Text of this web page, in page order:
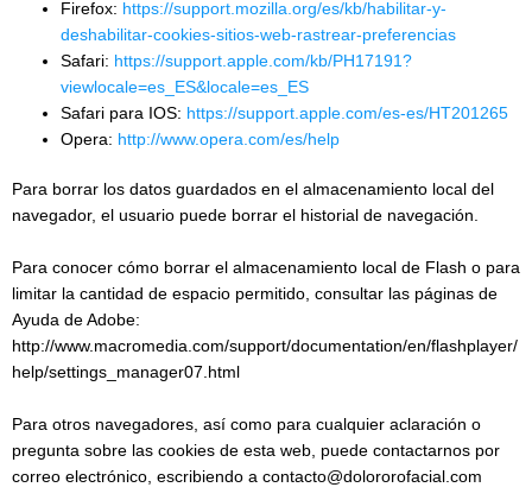
Firefox: https://support.mozilla.org/es/kb/habilitar-y-
deshabilitar-cookies-sitios-web-rastrear-preferencias
Safari: https://support.apple.com/kb/PH17191?
viewlocale=es_ES&locale=es_ES
Safari para IOS: https://support.apple.com/es-es/HT201265
Opera: http://www.opera.com/es/help
Para borrar los datos guardados en el almacenamiento local del
navegador, el usuario puede borrar el historial de navegación.
Para conocer cómo borrar el almacenamiento local de Flash o para
limitar la cantidad de espacio permitido, consultar las páginas de
Ayuda de Adobe:
http://www.macromedia.com/support/documentation/en/flashplayer/
help/settings_manager07.html
Para otros navegadores, así como para cualquier aclaración o
pregunta sobre las cookies de esta web, puede contactarnos por
correo electrónico, escribiendo a contacto@dolororofacial.com